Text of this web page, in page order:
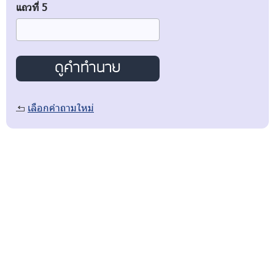
แถวที่ 5
เลือกคำถามใหม่